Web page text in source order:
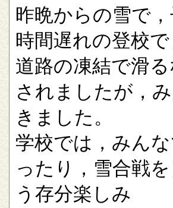
昨晩からの雪で
時間遅れの登校で
道路の凍結で滑
されましたが，
きました。
学校では，みん
ったり，雪合戦
う存分楽しみ